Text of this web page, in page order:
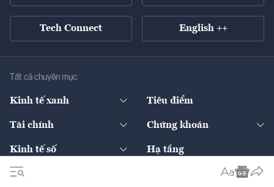
Tech Connect English ++
Tất cả chuyên mục
Kinh tế xanh
Thương hiệu xanh
Tiêu điểm
Tài chính
Ngân hàng
Chứng khoán
Doanh nghiệp niêm yết
Kinh tế số
Sản phẩm - Thị trường
Hạ tầng
Bất động sản